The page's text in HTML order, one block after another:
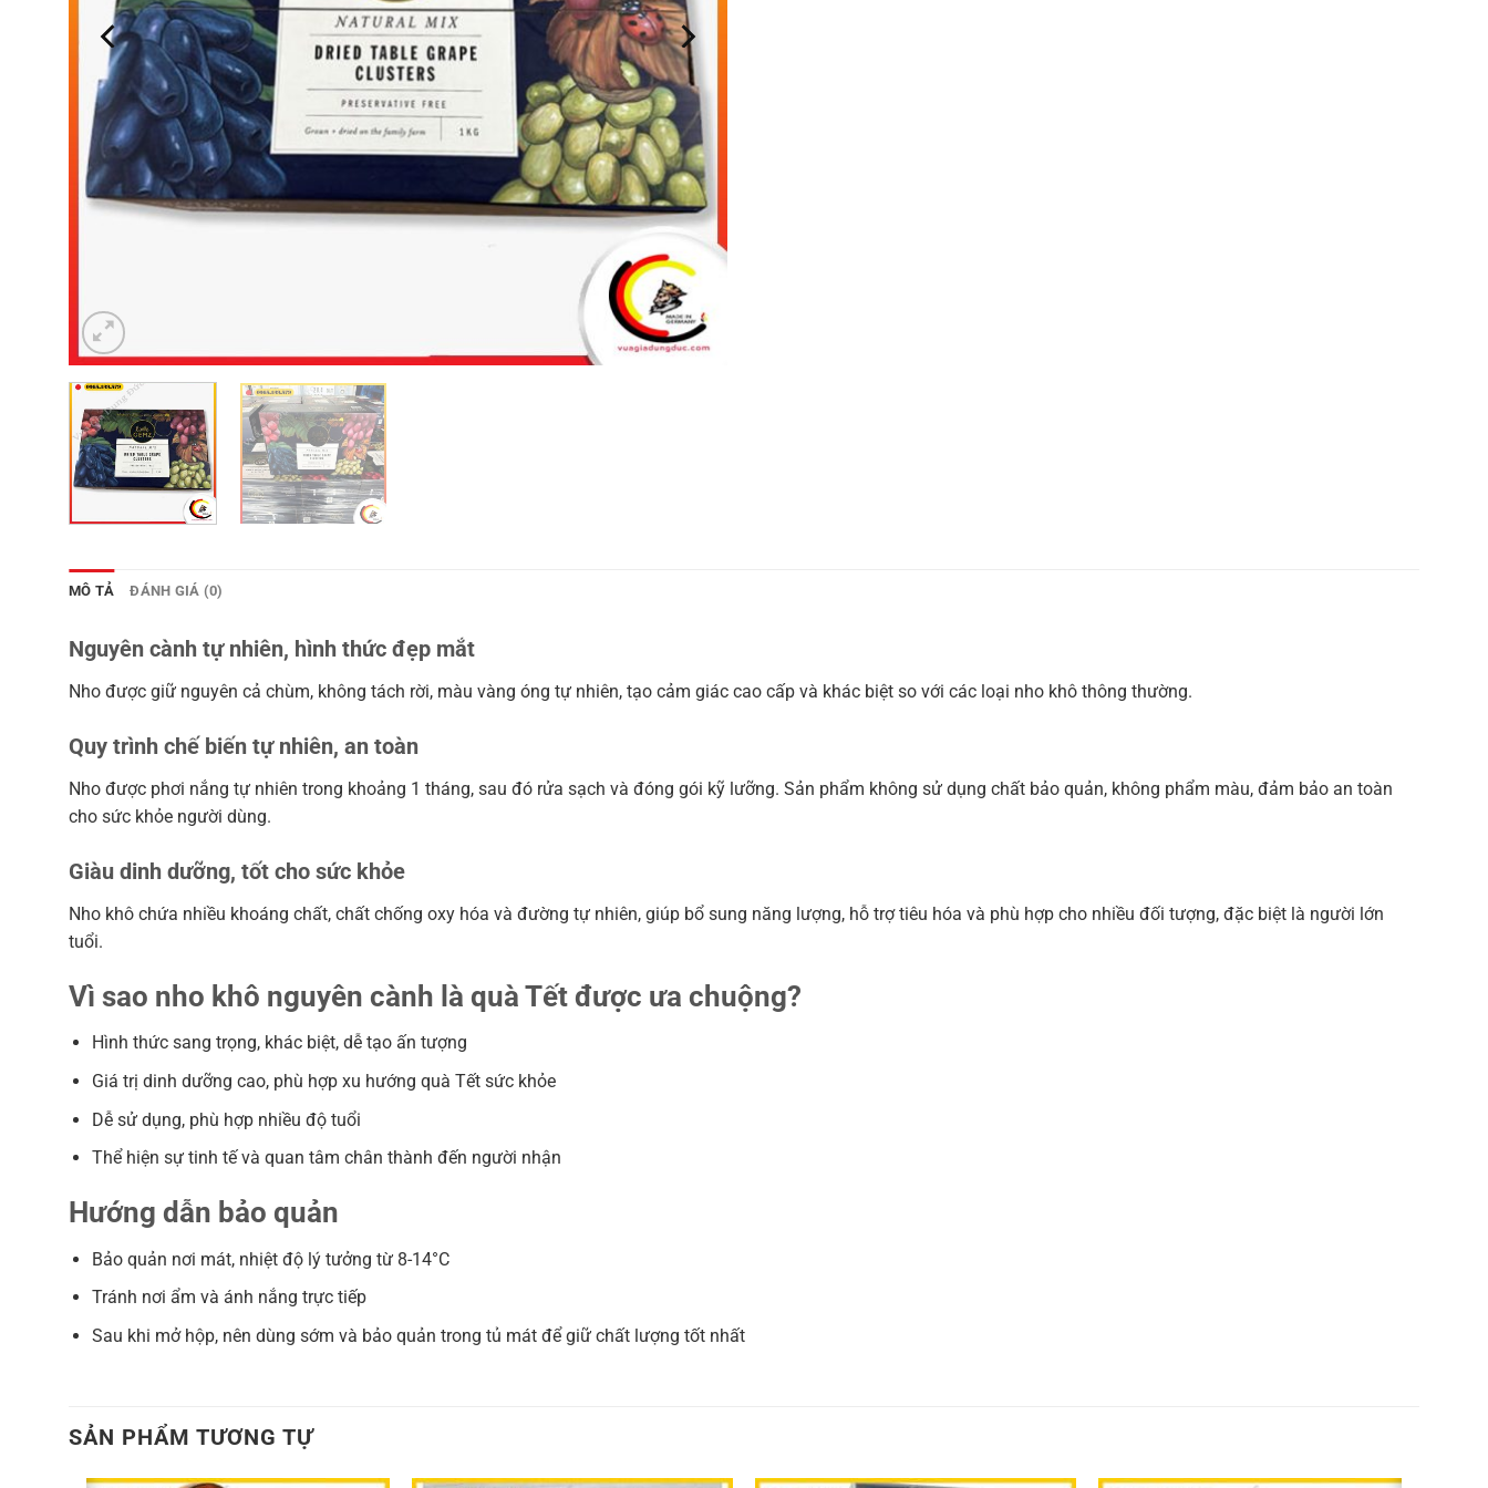
MÔ TẢ ĐÁNH GIÁ (0)
Nguyên cành tự nhiên, hình thức đẹp mắt
Nho được giữ nguyên cả chùm, không tách rời, màu vàng óng tự nhiên, tạo cảm giác cao cấp và khác biệt so với các loại nho khô thông thường.
Quy trình chế biến tự nhiên, an toàn
Nho được phơi nắng tự nhiên trong khoảng 1 tháng, sau đó rửa sạch và đóng gói kỹ lưỡng. Sản phẩm không sử dụng chất bảo quản, không phẩm màu, đảm bảo an toàn
cho sức khỏe người dùng.
Giàu dinh dưỡng, tốt cho sức khỏe
Nho khô chứa nhiều khoáng chất, chất chống oxy hóa và đường tự nhiên, giúp bổ sung năng lượng, hỗ trợ tiêu hóa và phù hợp cho nhiều đối tượng, đặc biệt là người lớn
tuổi.
Vì sao nho khô nguyên cành là quà Tết được ưa chuộng?
Hình thức sang trọng, khác biệt, dễ tạo ấn tượng
Giá trị dinh dưỡng cao, phù hợp xu hướng quà Tết sức khỏe
Dễ sử dụng, phù hợp nhiều độ tuổi
Thể hiện sự tinh tế và quan tâm chân thành đến người nhận
Hướng dẫn bảo quản
Bảo quản nơi mát, nhiệt độ lý tưởng từ 8-14°C
Tránh nơi ẩm và ánh nắng trực tiếp
Sau khi mở hộp, nên dùng sớm và bảo quản trong tủ mát để giữ chất lượng tốt nhất
SẢN PHẨM TƯƠNG TỰ